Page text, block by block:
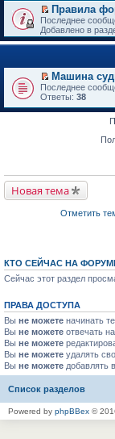
й
т
и
к
п
в
о
м
у
н
т
а
н
о
о
б
н
ю
П
е
р
е
т
и
к
п
р
п
р
о
н
о
м
о
о
щ
е
н
и
ю
Правила
Последнее
Добавлено в
П
е
е
р
в
о
р
о
ч
а
н
н
о
м
у
с
о
б
щ
е
Машина
Последнее
Ответы: 38
Новая тема
Отметить
КТО СЕЙЧАС НА
Сейчас этот раздел
ПРАВА ДОСТУПА
Вы не можете начинать
Вы не можете отвечать
Вы не можете
Вы не можете удалять
Вы не можете добавлять
Список разделов
Powered by phpBBex ©